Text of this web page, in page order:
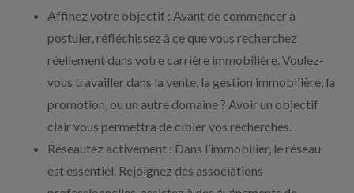
Affinez votre objectif : Avant de commencer à
postuler, réfléchissez à ce que vous recherchez
réellement dans votre carrière immobilière. Voulez-
vous travailler dans la vente, la gestion immobilière, la
promotion, ou un autre domaine ? Avoir un objectif
clair vous permettra de cibler vos recherches.
Réseautez activement : Dans l’immobilier, le réseau
est essentiel. Rejoignez des associations